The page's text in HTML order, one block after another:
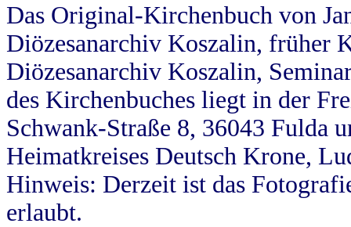
Das Original-Kirchenbuch von
Diözesanarchiv Koszalin, früher
Diözesanarchiv Koszalin,
des Kirchenbuches liegt in der
Schwank-Straße 8, 36043 Fulda
Heimatkreises Deutsch Krone,
Hinweis: Derzeit ist das
erlaubt.